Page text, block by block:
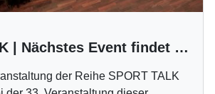
SPORT TALK | Nächstes Event findet in Esslingen statt
der Reihe SPORT TALK